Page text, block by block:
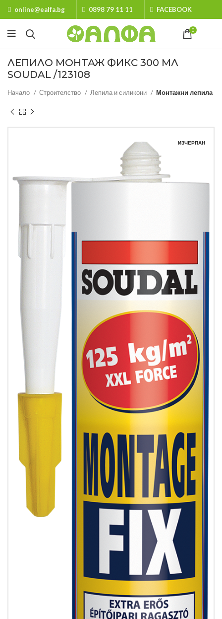
online@ealfa.bg 0898 79 11 11 FACEBOOK
0
ЛЕПИЛО МОНТАЖ ФИКС 300 МЛ
SOUDAL /123108
Начало Строителство Лепила и силикони Монтажни лепила
ИЗЧЕРПАН